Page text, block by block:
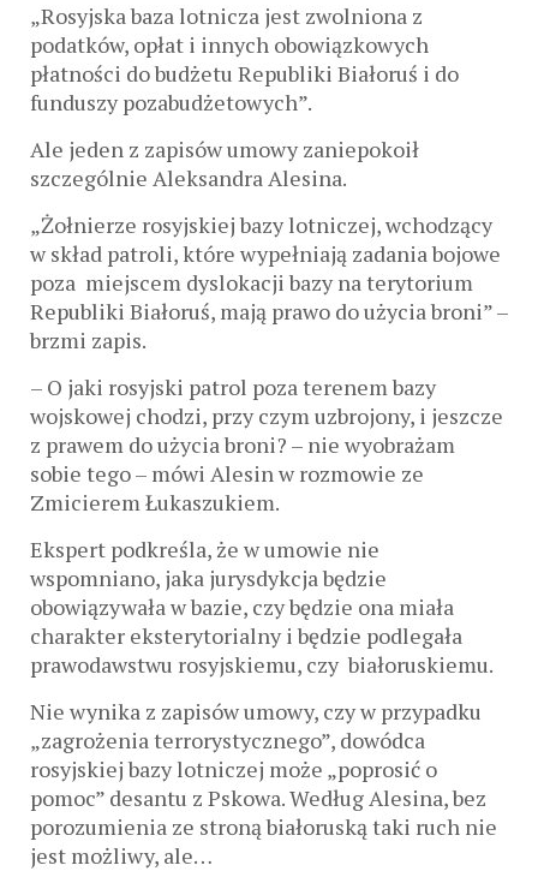
„Rosyjska baza lotnicza jest zwolniona z
podatków, opłat i innych obowiązkowych
płatności do budżetu Republiki Białoruś i do
funduszy pozabudżetowych”.
Ale jeden z zapisów umowy zaniepokoił
szczególnie Aleksandra Alesina.
„Żołnierze rosyjskiej bazy lotniczej, wchodzący
w skład patroli, które wypełniają zadania bojowe
poza miejscem dyslokacji bazy na terytorium
Republiki Białoruś, mają prawo do użycia broni” –
brzmi zapis.
– O jaki rosyjski patrol poza terenem bazy
wojskowej chodzi, przy czym uzbrojony, i jeszcze
z prawem do użycia broni? – nie wyobrażam
sobie tego – mówi Alesin w rozmowie ze
Zmicierem Łukaszukiem.
Ekspert podkreśla, że w umowie nie
wspomniano, jaka jurysdykcja będzie
obowiązywała w bazie, czy będzie ona miała
charakter eksterytorialny i będzie podlegała
prawodawstwu rosyjskiemu, czy białoruskiemu.
Nie wynika z zapisów umowy, czy w przypadku
„zagrożenia terrorystycznego”, dowódca
rosyjskiej bazy lotniczej może „poprosić o
pomoc” desantu z Pskowa. Według Alesina, bez
porozumienia ze stroną białoruską taki ruch nie
jest możliwy, ale…